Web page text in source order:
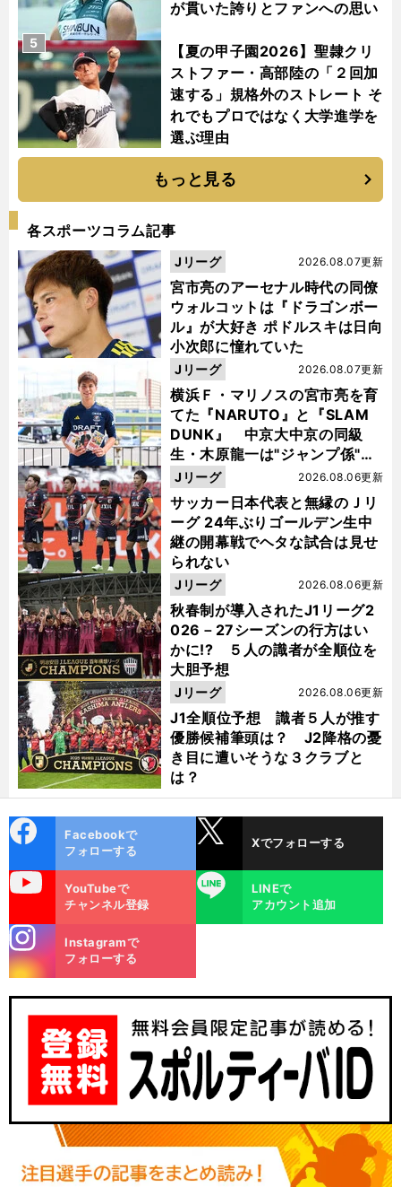
が貫いた誇りとファンへの思い
【夏の甲子園2026】聖隷クリ
ストファー・高部陸の「２回加
速する」規格外のストレート そ
れでもプロではなく大学進学を
選ぶ理由
5
もっと見る
各スポーツコラム記事
宮市亮のアーセナル時代の同僚
ウォルコットは『ドラゴンボー
ル』が大好き ポドルスキは日向
小次郎に憧れていた
2026.08.07更新
Jリーグ
横浜Ｆ・マリノスの宮市亮を育
てた『NARUTO』と『SLAM
DUNK』 中京大中京の同級
生・木原龍一は"ジャンプ係"だ
った
2026.08.07更新
Jリーグ
サッカー日本代表と無縁のＪリ
ーグ 24年ぶりゴールデン生中
継の開幕戦でヘタな試合は見せ
られない
2026.08.06更新
Jリーグ
秋春制が導入されたJ1リーグ2
026－27シーズンの行方はい
かに!? ５人の識者が全順位を
大胆予想
2026.08.06更新
Jリーグ
J1全順位予想 識者５人が推す
優勝候補筆頭は？ J2降格の憂
き目に遭いそうな３クラブと
は？
2026.08.06更新
Jリーグ
ok
Facebookで
フォローする
Xでフォローする
YouTubeで
チャンネル登録
LINE
LINEで
アカウント追加
m
Instagramで
フォローする